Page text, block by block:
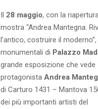
Il 28 maggio, con la
mostra “Andrea Mantegna.
l’antico, costruire il
monumentali di Palazzo
grande esposizione che vede
protagonista Andrea
di Carturo 1431 – Mantova
dei più importanti artisti del